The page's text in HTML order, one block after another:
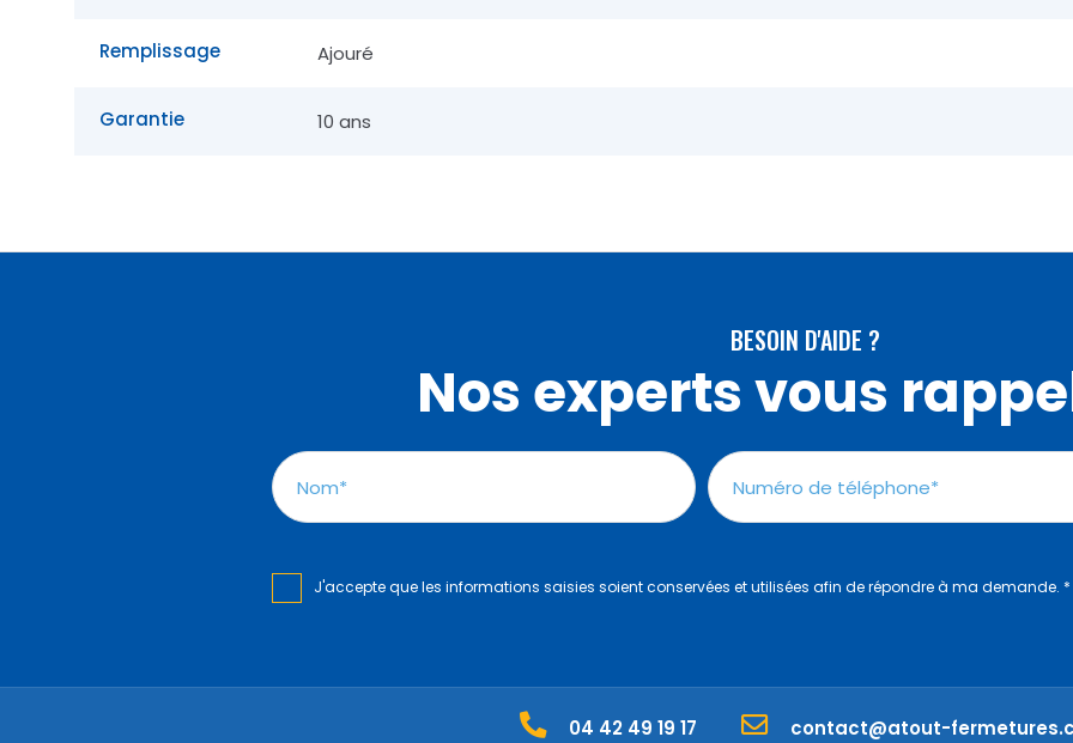
Remplissage Ajouré
Garantie 10 ans
BESOIN D'AIDE ?
Nos experts vous
J'accepte que les informations saisies soient conservées et utilisées afin de répondre à ma demande. *
04 42 49 19 17 contact@atout-